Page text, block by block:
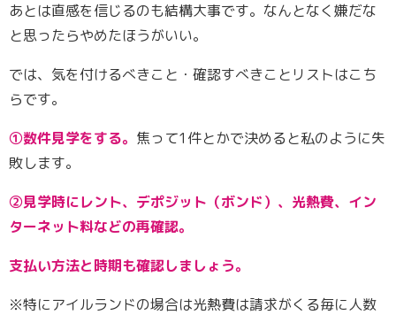
あとは直感を信じるのも結構大事です。なんとなく嫌だな
と思ったらやめたほうがいい。
では、気を付けるべきこと・確認すべきことリストはこち
らです。
①数件見学をする。 焦って1件とかで決めると私のように失
敗します。
②見学時にレント、デポジット（ボンド）、光熱費、イン
ターネット料などの再確認。
支払い方法と時期も確認しましょう。
※特にアイルランドの場合は光熱費は請求がくる毎に人数